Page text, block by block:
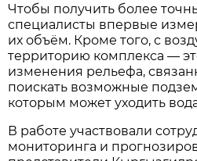
Чтобы получить более
специалисты впервые
их объём. Кроме того, с
территорию комплекса —
изменения рельефа,
поискать возможные
которым может уходить
В работе участвовали
мониторинга и